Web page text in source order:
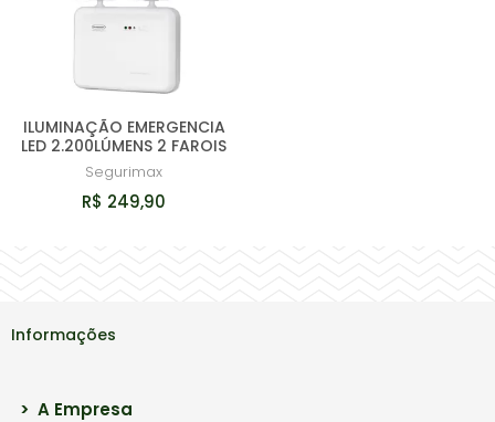
ILUMINAÇÃO EMERGENCIA
LED 2.200LÚMENS 2 FAROIS
Segurimax
R$ 249,90
Informações
> A Empresa